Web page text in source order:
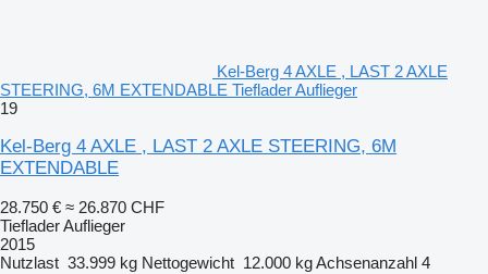
Kel-Berg 4 AXLE , LAST 2 AXLE
STEERING, 6M EXTENDABLE Tieflader Auflieger
19
Kel-Berg 4 AXLE , LAST 2 AXLE STEERING, 6M
EXTENDABLE
28.750 € ≈ 26.870 CHF
Tieflader Auflieger
2015
Nutzlast 33.999 kg Nettogewicht 12.000 kgAchsenanzahl 4